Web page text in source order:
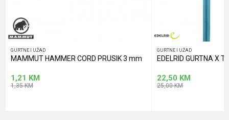
GURTNE I UŽAD
MAMMUT HAMMER CORD PRUSIK 3 mm
1,21 KM
1,35KM
GURTNE I UŽAD
EDELRID GURTNA X
22,50 KM
25,00KM